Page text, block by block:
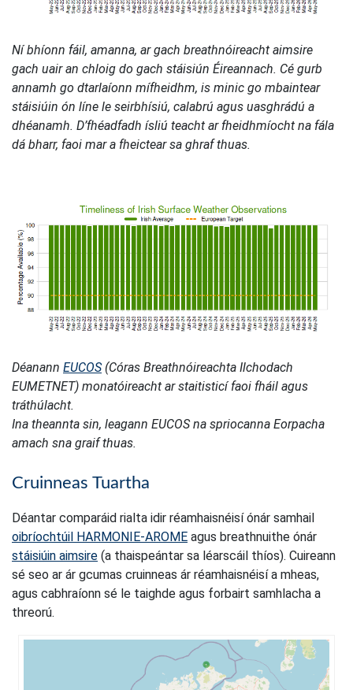
Ní bhíonn fáil, amanna, ar gach breathnóireacht aimsire
gach uair an chloig do gach stáisiún Éireannach. Cé gurb
annamh go dtarlaíonn mífheidhm, is minic go mbaintear
stáisiúin ón líne le seirbhísiú, calabrú agus uasghrádú a
dhéanamh. D’fhéadfadh ísliú teacht ar fheidhmíocht na fála
dá bharr, faoi mar a fheictear sa ghraf thuas.
Déanann EUCOS(Córas Breathnóireachta Ilchodach
EUMETNET) monatóireacht ar staitisticí faoi fháil agus
tráthúlacht.
Ina theannta sin, leagann EUCOS na spriocanna Eorpacha
amach sna graif thuas.
Cruinneas Tuartha
Déantar comparáid rialta idir réamhaisnéisí ónár samhail
oibríochtúil HARMONIE-AROME agus breathnuithe ónár
stáisiúin aimsire (a thaispeántar sa léarscáil thíos). Cuireann
sé seo ar ár gcumas cruinneas ár réamhaisnéisí a mheas,
agus cabhraíonn sé le taighde agus forbairt samhlacha a
threorú.